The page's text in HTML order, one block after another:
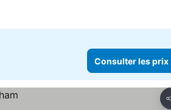
Consulter les prix